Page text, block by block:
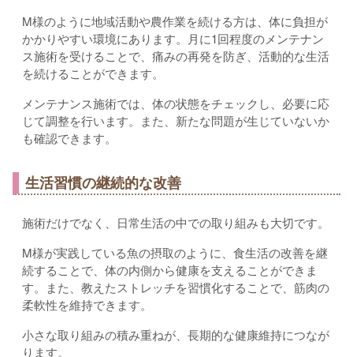
M様のように地域活動や農作業を続ける方は、体に負担が
かかりやすい環境にあります。月に1回程度のメンテナン
ス施術を受けることで、痛みの再発を防ぎ、活動的な生活
を続けることができます。
メンテナンス施術では、体の状態をチェックし、必要に応
じて調整を行います。また、新たな問題が生じていないか
も確認できます。
生活習慣の継続的な改善
施術だけでなく、日常生活の中での取り組みも大切です。
M様が実践している魚の摂取のように、食生活の改善を継
続することで、体の内側から健康を支えることができま
す。また、教えたストレッチを習慣化することで、筋肉の
柔軟性を維持できます。
小さな取り組みの積み重ねが、長期的な健康維持につなが
ります。